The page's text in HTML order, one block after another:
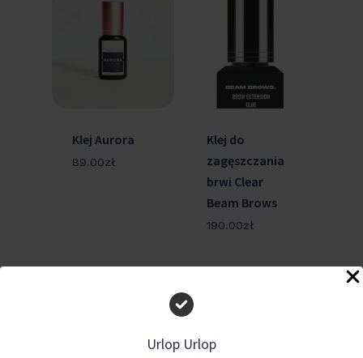
Urlop Urlop
Brak produktów w koszyku.
Klej Aurora
89.00zł
Klej do
zagęszczania
brwi Clear
Beam Brows
190.00zł